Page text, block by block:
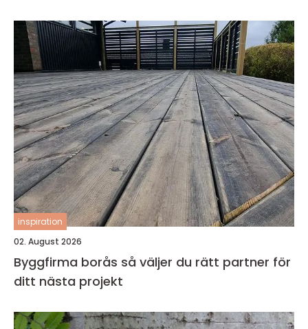
inspiration
02. August 2026
Byggfirma borås så väljer du rätt partner för
ditt nästa projekt